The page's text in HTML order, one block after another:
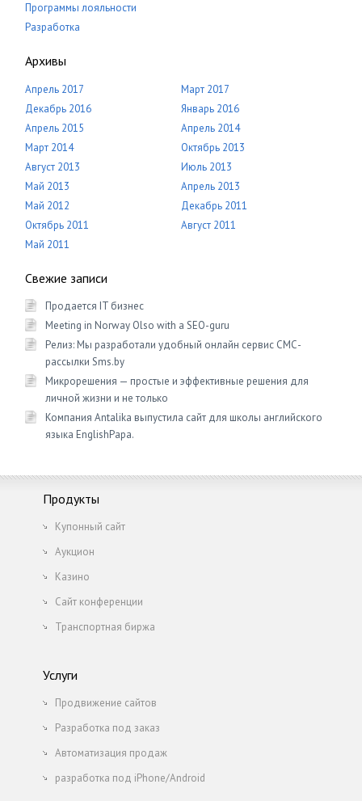
Программы лояльности
Разработка
Архивы
Апрель 2017
Март 2017
Декабрь 2016
Январь 2016
Апрель 2015
Апрель 2014
Март 2014
Октябрь 2013
Август 2013
Июль 2013
Май 2013
Апрель 2013
Май 2012
Декабрь 2011
Октябрь 2011
Август 2011
Май 2011
Свежие записи
Продается IT бизнес
Meeting in Norway Olso with a SEO-guru
Релиз: Мы разработали удобный онлайн сервис СМС-
рассылки Sms.by
Микрорешения — простые и эффективные решения для
личной жизни и не только
Компания Antalika выпустила сайт для школы английского
языка EnglishРapa.
Продукты
Купонный сайт
Аукцион
Казино
Сайт конференции
Транспортная биржа
Услуги
Продвижение сайтов
Разработка под заказ
Автоматизация продаж
разработка под iPhone/Android